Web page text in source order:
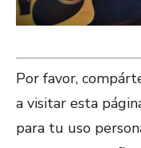
Por favor,
a visitar esta
para tu uso